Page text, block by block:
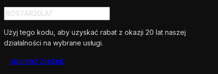
Użyj tego kodu, aby uzyskać rabat z okazji 20 lat naszej
działalności na wybrane usługi.
ODBIERZ ZNIŻKĘ